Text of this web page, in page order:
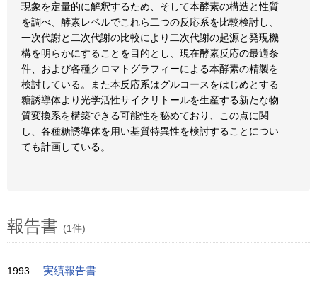
現象を定量的に解釈するため、そして本酵素の構造と性質
を調べ、酵素レベルでこれら二つの反応系を比較検討し、
一次代謝と二次代謝の比較により二次代謝の起源と発現機
構を明らかにすることを目的とし、現在酵素反応の最適条
件、および各種クロマトグラフィーによる本酵素の精製を
検討している。また本反応系はグルコースをはじめとする
糖誘導体より光学活性サイクリトールを生産する新たな物
質変換系を構築できる可能性を秘めており、この点に関
し、各種糖誘導体を用い基質特異性を検討することについ
ても計画している。
報告書 (1件)
1993 実績報告書